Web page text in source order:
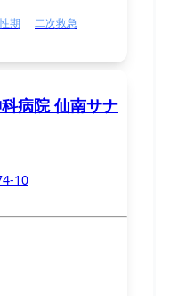
期
二次救急
病院 仙南サナ
10